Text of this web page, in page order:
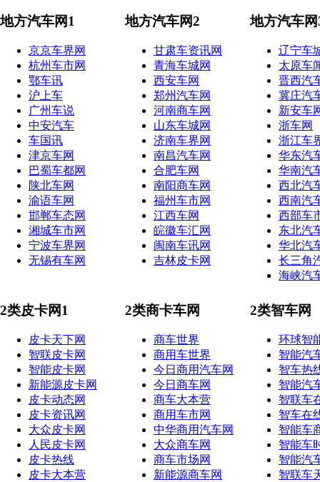
地方汽车网1
京京车界网
杭州车市网
鄂车讯
沪上车
广州车说
中安汽车
车国讯
津京车网
巴蜀车都网
陕北车网
渝语车网
邯郸车态网
湘城车市网
宁波车界网
无锡有车网
地方汽车网2
甘肃车资讯网
青海车城网
西安车网
郑州汽车网
河南商车网
山东车城网
济南车界网
南昌汽车网
合肥车网
南阳商车网
福州车市网
江西车网
皖徽车汇网
闽南车讯网
吉林皮卡网
地方汽车网
辽宁车
太原车
晋西汽
冀庄汽
新安车
浙车网
浙江车
华东汽
华南汽
西北汽
西南汽
西部车
东北汽
华北汽
长三角
海峡汽
2类皮卡网1
皮卡天下网
智联皮卡网
智能皮卡网
新能源皮卡网
皮卡动态网
皮卡资讯网
大众皮卡网
人民皮卡网
皮卡热线
皮卡大本营
2类商卡车网
商车世界
商用车世界
今日商用汽车网
今日商车网
商车大本营
商用车市网
中华商用汽车网
大众商车网
商车市场网
新能源商车网
2类智车网
环球智
智能汽
智车热
智能汽
智联车
智车在
智能车
智能车
智能汽
智联车